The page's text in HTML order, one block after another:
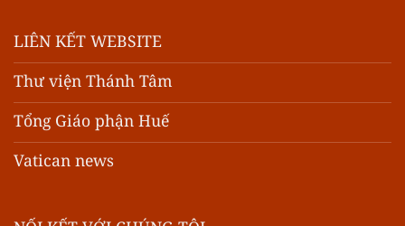
LIÊN KẾT WEBSITE
Thư viện Thánh Tâm
Tổng Giáo phận Huế
Vatican news